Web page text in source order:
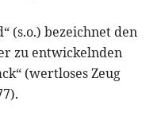
(s.o.) bezeichnet den
zu entwickelnden
(wertloses Zeug